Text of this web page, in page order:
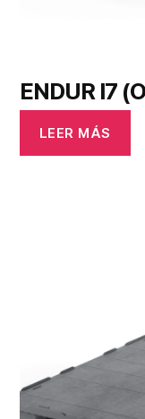
ENDUR I7
LEER MÁS